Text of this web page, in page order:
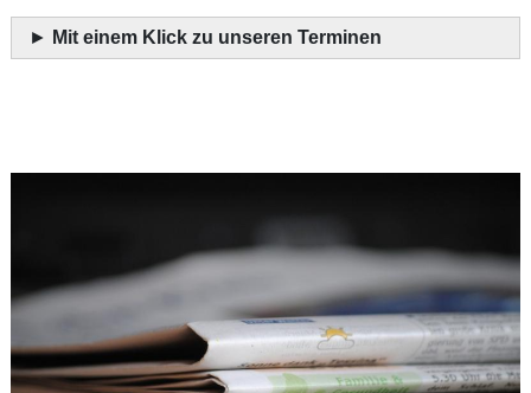
► Mit einem Klick zu unseren Terminen